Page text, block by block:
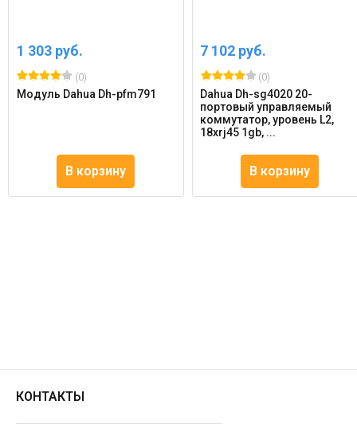
1 303 руб.
(0)
Модуль Dahua Dh-pfm791
В корзину
7 102 руб.
(0)
Dahua Dh-sg4020 20-
портовый управляемый
коммутатор, уровень L2,
18xrj45 1gb, ...
В корзину
КОНТАКТЫ